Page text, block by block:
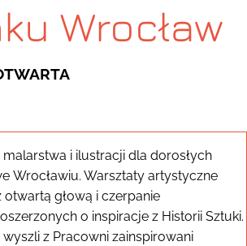
Wrocław
i ilustracji dla dorosłych
Wrocławiu. Warsztaty artystyczne
głową i czerpanie
o inspiracje z Historii Sztuki.
z Pracowni zainspirowani